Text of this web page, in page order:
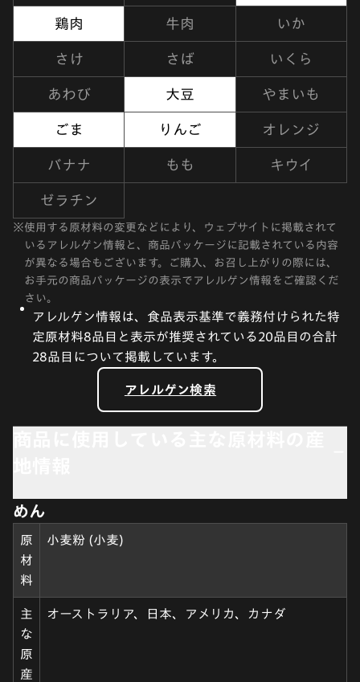
鶏肉 牛肉 いか
さけ さば いくら
あわび 大豆 やまいも
ごま りんご オレンジ
バナナ もも キウイ
ゼラチン
※使用する原材料の変更などにより、ウェブサイトに掲載されて
いるアレルゲン情報と、商品パッケージに記載されている内容
が異なる場合もございます。ご購入、お召し上がりの際には、
お手元の商品パッケージの表示でアレルゲン情報をご確認くだ
さい。
アレルゲン情報は、食品表示基準で義務付けられた特
定原材料8品目と表示が推奨されている20品目の合計
28品目について掲載しています。
アレルゲン検索
めん
原
材
料
小麦粉 (小麦)
主
な
原
産
オーストラリア、日本、アメリカ、カナダ